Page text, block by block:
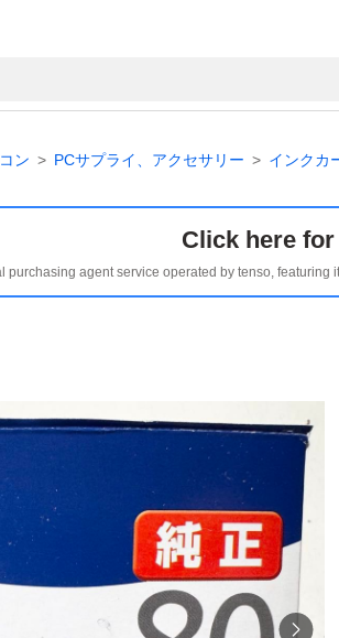
ン PCサプライ、アクセサリー インクカ
Click here
purchasing agent service operated by tenso,